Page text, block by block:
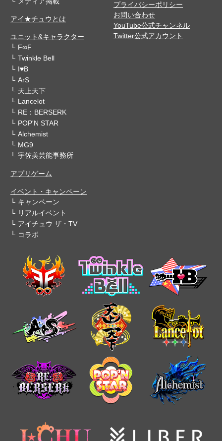
アイ★チュウとは
ユニット&キャラクター
F∞F
Twinkle Bell
I♥B
ArS
天上天下
Lancelot
RE：BERSERK
POP'N STAR
Alchemist
MG9
宇佐美芸能事務所
アプリゲーム
イベント・キャンペーン
キャンペーン
リアルイベント
アイチュウ ザ・TV
コラボ
プライバシーポリシー
お問い合わせ
YouTube公式チャンネル
Twitter公式アカウント